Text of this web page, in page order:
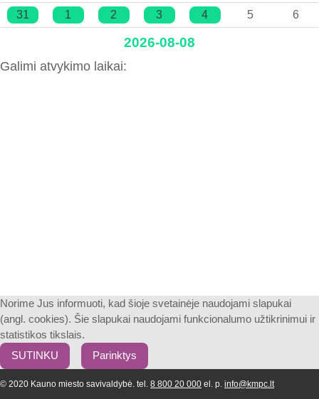
31 1 2 3 4 5 6
2026-08-08
Galimi atvykimo laikai:
Norime Jus informuoti, kad šioje svetainėje naudojami slapukai
(angl. cookies). Šie slapukai naudojami funkcionalumo užtikrinimui ir
statistikos tikslais.
SUTINKU
Parinktys
© 2020 Kauno miesto savivaldybė. tel. 8 800 20 000 el. p. info@kmpc.lt